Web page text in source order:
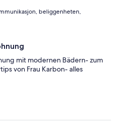
beliggenheten,
mit modernen Bädern- zum
von Frau Karbon- alles